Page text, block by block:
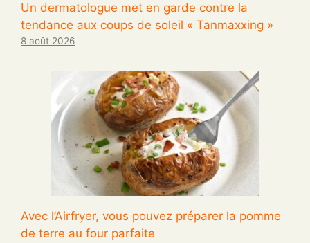
Un dermatologue met en garde contre la
tendance aux coups de soleil « Tanmaxxing »
8 août 2026
Avec l’Airfryer, vous pouvez préparer la pomme
de terre au four parfaite